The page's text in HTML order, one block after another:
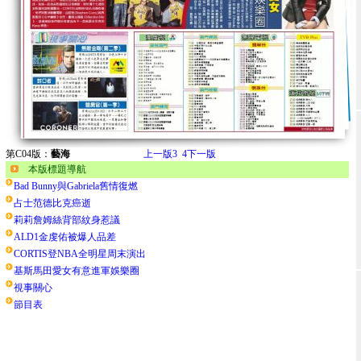
第C04版： 藝海 上一版3 4下一版
本版標題導航
Bad Bunny與Gabriela舊情復燃
占士范德比克癌逝
莉莉詹姆絲背部紋身惹議
ALD1金虔佑被爆人品差
CORTIS登NBA全明星周末演出
基斯馬田愛女有意進軍娛樂圈
視事關心
節目表